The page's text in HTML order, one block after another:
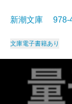
新潮文庫 978-
文庫電子書籍あり